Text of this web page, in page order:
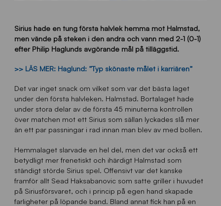
Sirius hade en tung första halvlek hemma mot Halmstad,
men vände på steken i den andra och vann med 2-1 (0-1)
efter Philip Haglunds avgörande mål på tilläggstid.
>> LÄS MER: Haglund: ”Typ skönaste målet i karriären”
Det var inget snack om vilket som var det bästa laget
under den första halvleken. Halmstad. Bortalaget hade
under stora delar av de första 45 minuterna kontrollen
över matchen mot ett Sirius som sällan lyckades slå mer
än ett par passningar i rad innan man blev av med bollen.
Hemmalaget slarvade en hel del, men det var också ett
betydligt mer frenetiskt och ihärdigt Halmstad som
ständigt störde Sirius spel. Offensivt var det kanske
framför allt Sead Haksabanovic som satte griller i huvudet
på Siriusförsvaret, och i princip på egen hand skapade
farligheter på löpande band. Bland annat fick han på en